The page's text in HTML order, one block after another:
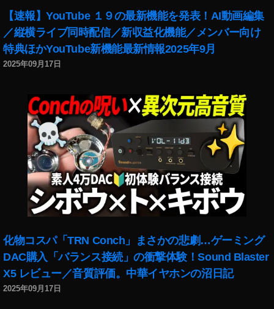
【速報】YouTube １９の最新機能を発表！AI動画編集
／縦横ライブ同時配信／新収益化機能／メンバー向け
特典ほかYouTube新機能最新情報2025年9月
2025年09月17日
化物コスパ「TRN Conch」まさかの悲劇…ゲーミング
DAC購入「バランス接続」の衝撃体験！Sound Blaster
X5 レビュー／音質評価。中華イヤホンの沼日記
2025年09月17日